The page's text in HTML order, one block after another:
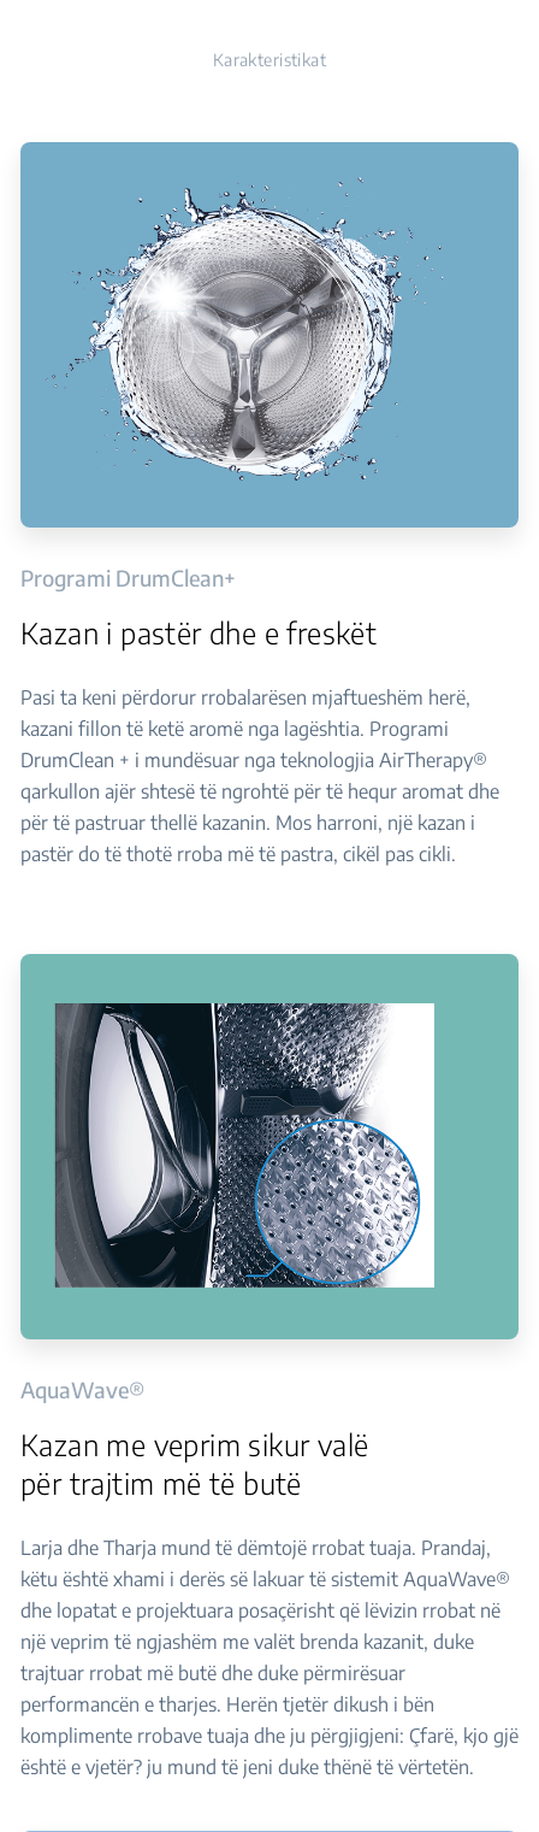
Karakteristikat
Programi DrumClean+
Kazan i pastër dhe e freskët
Pasi ta keni përdorur rrobalarësen mjaftueshëm herë,
kazani fillon të ketë aromë nga lagështia. Programi
DrumClean + i mundësuar nga teknologjia AirTherapy®
qarkullon ajër shtesë të ngrohtë për të hequr aromat dhe
për të pastruar thellë kazanin. Mos harroni, një kazan i
pastër do të thotë rroba më të pastra, cikël pas cikli.
AquaWave®
Kazan me veprim sikur valë
për trajtim më të butë
Larja dhe Tharja mund të dëmtojë rrobat tuaja. Prandaj,
këtu është xhami i derës së lakuar të sistemit AquaWave®
dhe lopatat e projektuara posaçërisht që lëvizin rrobat në
një veprim të ngjashëm me valët brenda kazanit, duke
trajtuar rrobat më butë dhe duke përmirësuar
performancën e tharjes. Herën tjetër dikush i bën
komplimente rrobave tuaja dhe ju përgjigjeni: Çfarë, kjo gjë
është e vjetër? ju mund të jeni duke thënë të vërtetën.